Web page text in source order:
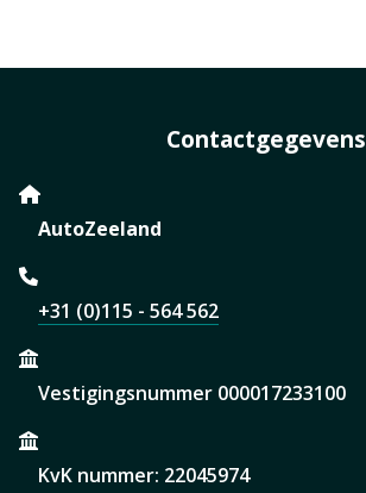
Contactgegevens
AutoZeeland
+31 (0)115 - 564 562
Vestigingsnummer 000017233100
KvK nummer: 22045974